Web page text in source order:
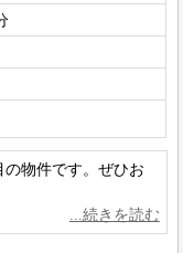
物件です。ぜひお